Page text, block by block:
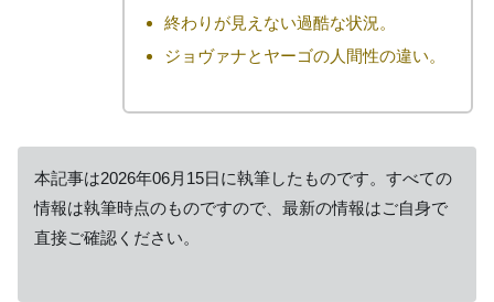
終わりが見えない過酷な状況。
ジョヴァナとヤーゴの人間性の違い。
本記事は2026年06月15日に執筆したものです。すべての
情報は執筆時点のものですので、最新の情報はご自身で
直接ご確認ください。